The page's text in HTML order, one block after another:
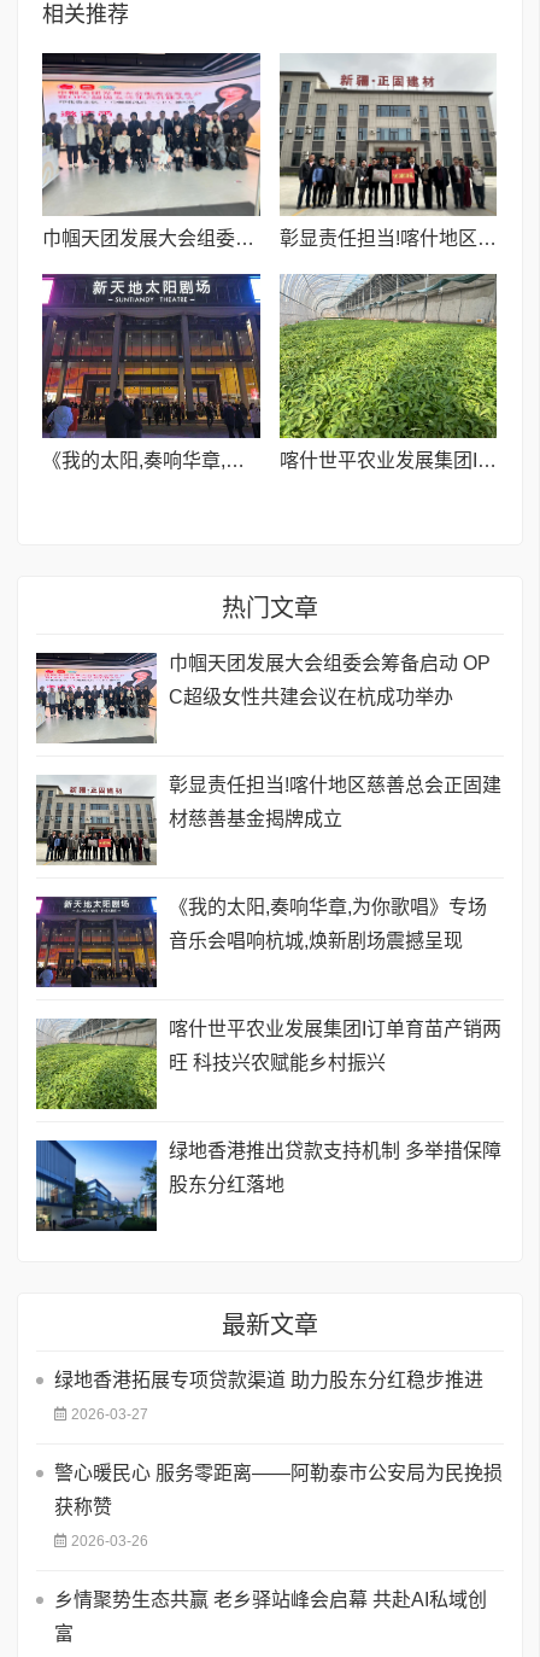
相关推荐
巾帼天团发展大会组委会筹备启动 OPC超级女性共建会议在杭成功举办 彰显责任担当!喀什地区慈善总会正固建材慈善基金揭牌成立
《我的太阳,奏响华章,为你歌唱》专场音乐会唱响杭城,焕新剧场震撼呈现 喀什世平农业发展集团I订单育苗产销两旺 科技兴农赋能乡村振兴
热门文章
巾帼天团发展大会组委会筹备启动 OP
C超级女性共建会议在杭成功举办
彰显责任担当!喀什地区慈善总会正固建
材慈善基金揭牌成立
《我的太阳,奏响华章,为你歌唱》专场
音乐会唱响杭城,焕新剧场震撼呈现
喀什世平农业发展集团I订单育苗产销两
旺 科技兴农赋能乡村振兴
绿地香港推出贷款支持机制 多举措保障
股东分红落地
最新文章
绿地香港拓展专项贷款渠道 助力股东分红稳步推进
2026-03-27
​警心暖民心 服务零距离——阿勒泰市公安局为民挽损
获称赞
2026-03-26
乡情聚势生态共赢 老乡驿站峰会启幕 共赴AI私域创
富